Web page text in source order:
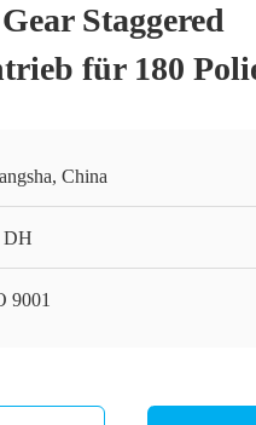
Staggered
für 180
China
DH
9001